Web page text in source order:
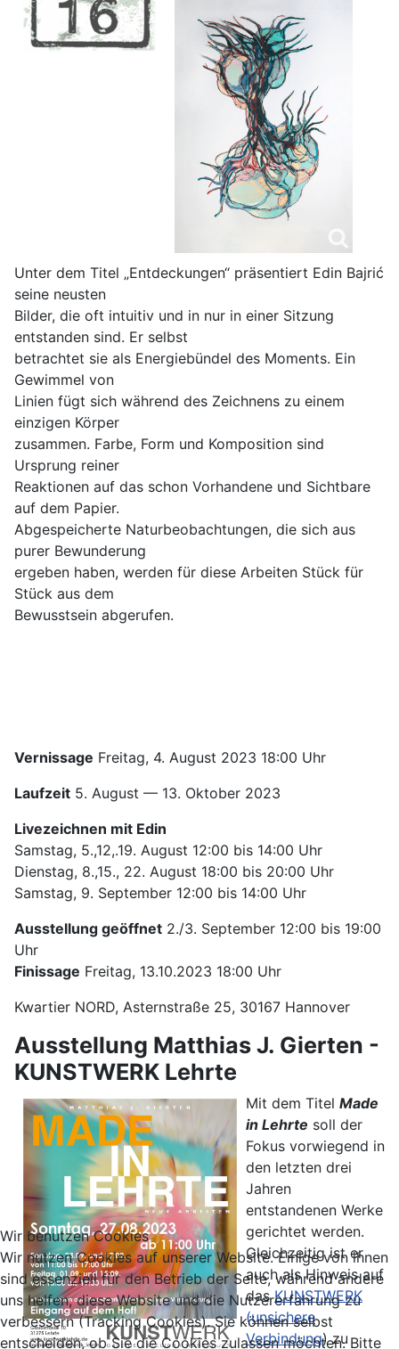
Unter dem Titel „Entdeckungen“ präsentiert Edin Bajrić
seine neusten
Bilder, die oft intuitiv und in nur in einer Sitzung
entstanden sind. Er selbst
betrachtet sie als Energiebündel des Moments. Ein
Gewimmel von
Linien fügt sich während des Zeichnens zu einem
einzigen Körper
zusammen. Farbe, Form und Komposition sind
Ursprung reiner
Reaktionen auf das schon Vorhandene und Sichtbare
auf dem Papier.
Abgespeicherte Naturbeobachtungen, die sich aus
purer Bewunderung
ergeben haben, werden für diese Arbeiten Stück für
Stück aus dem
Bewusstsein abgerufen.
Vernissage Freitag, 4. August 2023 18:00 Uhr
Laufzeit 5. August — 13. Oktober 2023
Livezeichnen mit Edin
Samstag, 5.,12,.19. August 12:00 bis 14:00 Uhr
Dienstag, 8.,15., 22. August 18:00 bis 20:00 Uhr
Samstag, 9. September 12:00 bis 14:00 Uhr
Ausstellung geöffnet 2./3. September 12:00 bis 19:00
Uhr
Finissage Freitag, 13.10.2023 18:00 Uhr
Kwartier NORD, Asternstraße 25, 30167 Hannover
Ausstellung Matthias J. Gierten -
KUNSTWERK Lehrte
Mit dem Titel Made
in Lehrte soll der
Fokus vorwiegend in
den letzten drei
Jahren
entstandenen Werke
gerichtet werden.
Gleichzeitig ist er
auch als Hinweis auf
dasKUNSTWERK
(unsichere
Verbindung) zu
Wir benutzen Cookies
Wir nutzen Cookies auf unserer Website. Einige von ihnen
sind essenziell für den Betrieb der Seite, während andere
uns helfen, diese Website und die Nutzererfahrung zu
verbessern (Tracking Cookies). Sie können selbst
entscheiden, ob Sie die Cookies zulassen möchten. Bitte